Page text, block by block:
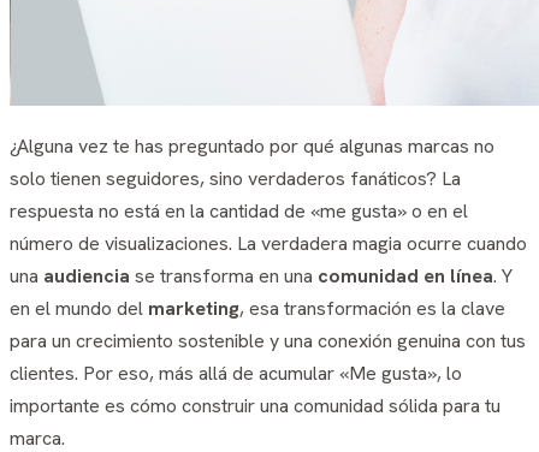
¿Alguna vez te has preguntado por qué algunas marcas no
solo tienen seguidores, sino verdaderos fanáticos? La
respuesta no está en la cantidad de «me gusta» o en el
número de visualizaciones. La verdadera magia ocurre cuando
una audiencia se transforma en una comunidad en línea. Y
en el mundo del marketing, esa transformación es la clave
para un crecimiento sostenible y una conexión genuina con tus
clientes. Por eso, más allá de acumular «Me gusta», lo
importante es cómo construir una comunidad sólida para tu
marca.